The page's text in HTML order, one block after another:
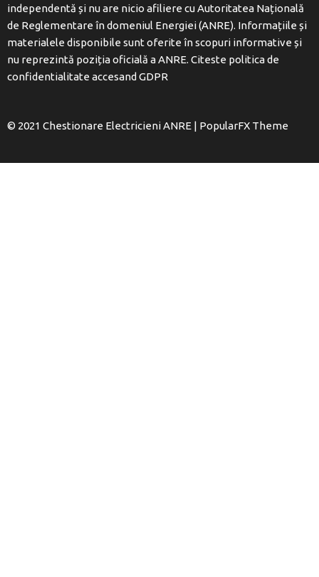
independentă și nu are nicio afiliere cu Autoritatea Națională
de Reglementare în domeniul Energiei (ANRE). Informațiile și
materialele disponibile sunt oferite în scopuri informative și
nu reprezintă poziția oficială a ANRE. Citeste politica de
confidentialitate accesand GDPR
© 2021 Chestionare Electricieni ANRE | PopularFX Theme